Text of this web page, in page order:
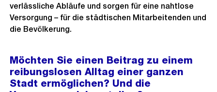
verlässliche Abläufe und sorgen für eine nahtlose
Versorgung – für die städtischen Mitarbeitenden und
die Bevölkerung.
Möchten Sie einen Beitrag zu einem
reibungslosen Alltag einer ganzen
Stadt ermöglichen? Und die